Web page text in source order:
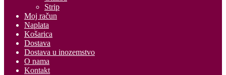
Strip
Moj račun
Naplata
Košarica
Dostava
Dostava u inozemstvo
O nama
Kontakt